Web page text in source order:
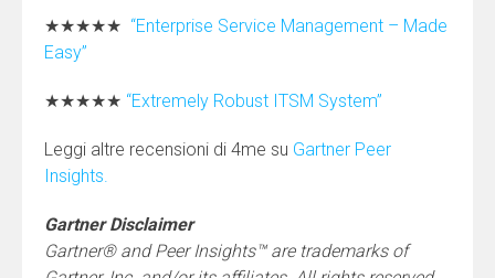
★★★★★ “Enterprise Service Management – Made
Easy”
★★★★★ “Extremely Robust ITSM System”
Leggi altre recensioni di 4me su Gartner Peer
Insights.
Gartner Disclaimer
Gartner® and Peer Insights™ are trademarks of